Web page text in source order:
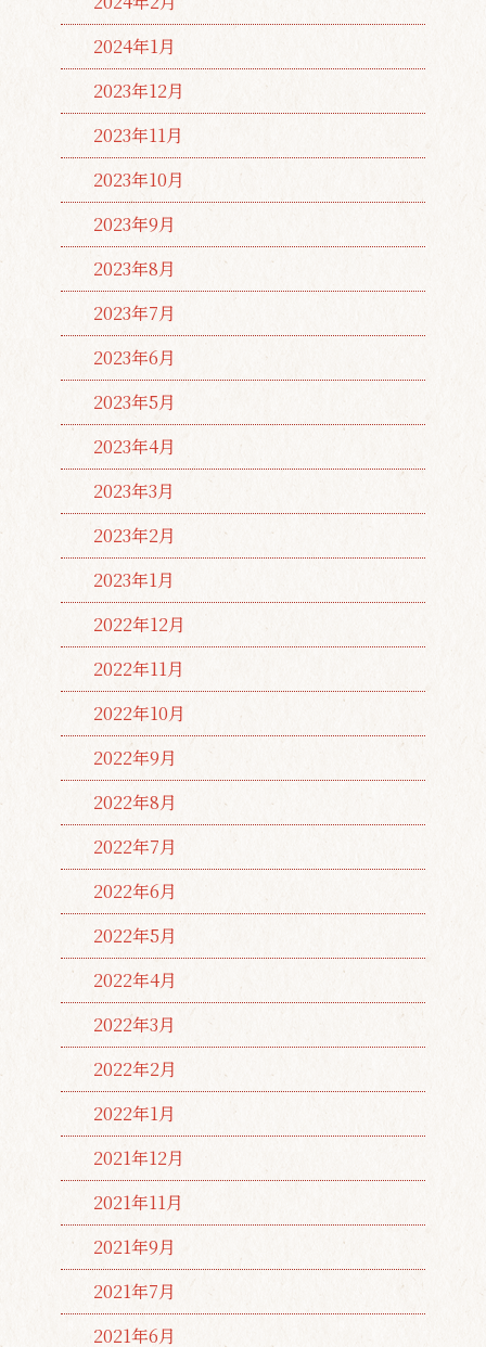
2024年1月
2023年12月
2023年11月
2023年10月
2023年9月
2023年8月
2023年7月
2023年6月
2023年5月
2023年4月
2023年3月
2023年2月
2023年1月
2022年12月
2022年11月
2022年10月
2022年9月
2022年8月
2022年7月
2022年6月
2022年5月
2022年4月
2022年3月
2022年2月
2022年1月
2021年12月
2021年11月
2021年9月
2021年7月
2021年6月